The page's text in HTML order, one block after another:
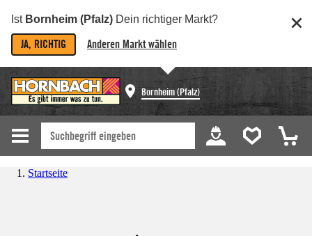
Ist Bornheim (Pfalz) Dein richtiger Markt?
JA, RICHTIG Anderen Markt wählen
Bornheim (Pfalz)
Startseite